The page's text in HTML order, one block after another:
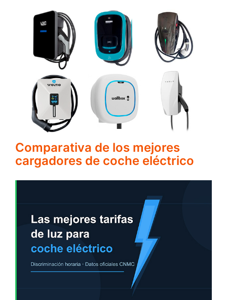
Comparativa de los mejores
cargadores de coche eléctrico